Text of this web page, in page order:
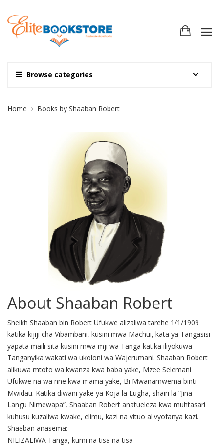
Browse categories
Site Breadcrumb
Home Books by Shaaban Robert
About Shaaban Robert
Sheikh Shaaban bin Robert Ufukwe alizaliwa tarehe 1/1/1909
katika kijiji cha Vibambani, kusini mwa Machui, kata ya Tangasisi
yapata maili sita kusini mwa mji wa Tanga katika iliyokuwa
Tanganyika wakati wa ukoloni wa Wajerumani. Shaaban Robert
alikuwa mtoto wa kwanza kwa baba yake, Mzee Selemani
Ufukwe na wa nne kwa mama yake, Bi Mwanamwema binti
Mwidau. Katika diwani yake ya Koja la Lugha, shairi la “Jina
Langu Nimewapa”, Shaaban Robert anatueleza kwa muhtasari
kuhusu kuzaliwa kwake, elimu, kazi na vituo alivyofanya kazi.
Shaaban anasema:
NILIZALIWA Tanga, kumi na tisa na tisa